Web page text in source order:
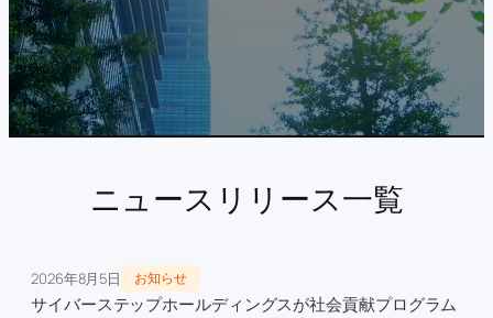
ニュースリリース一覧
2026年8月5日 お知らせ
サイバーステップホールディングスが社会貢献プログラム